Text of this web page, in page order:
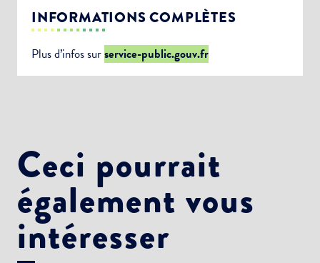
INFORMATIONS COMPLÈTES
Plus d’infos surservice-public.gouv.fr
Ceci pourrait
également vous
intéresser